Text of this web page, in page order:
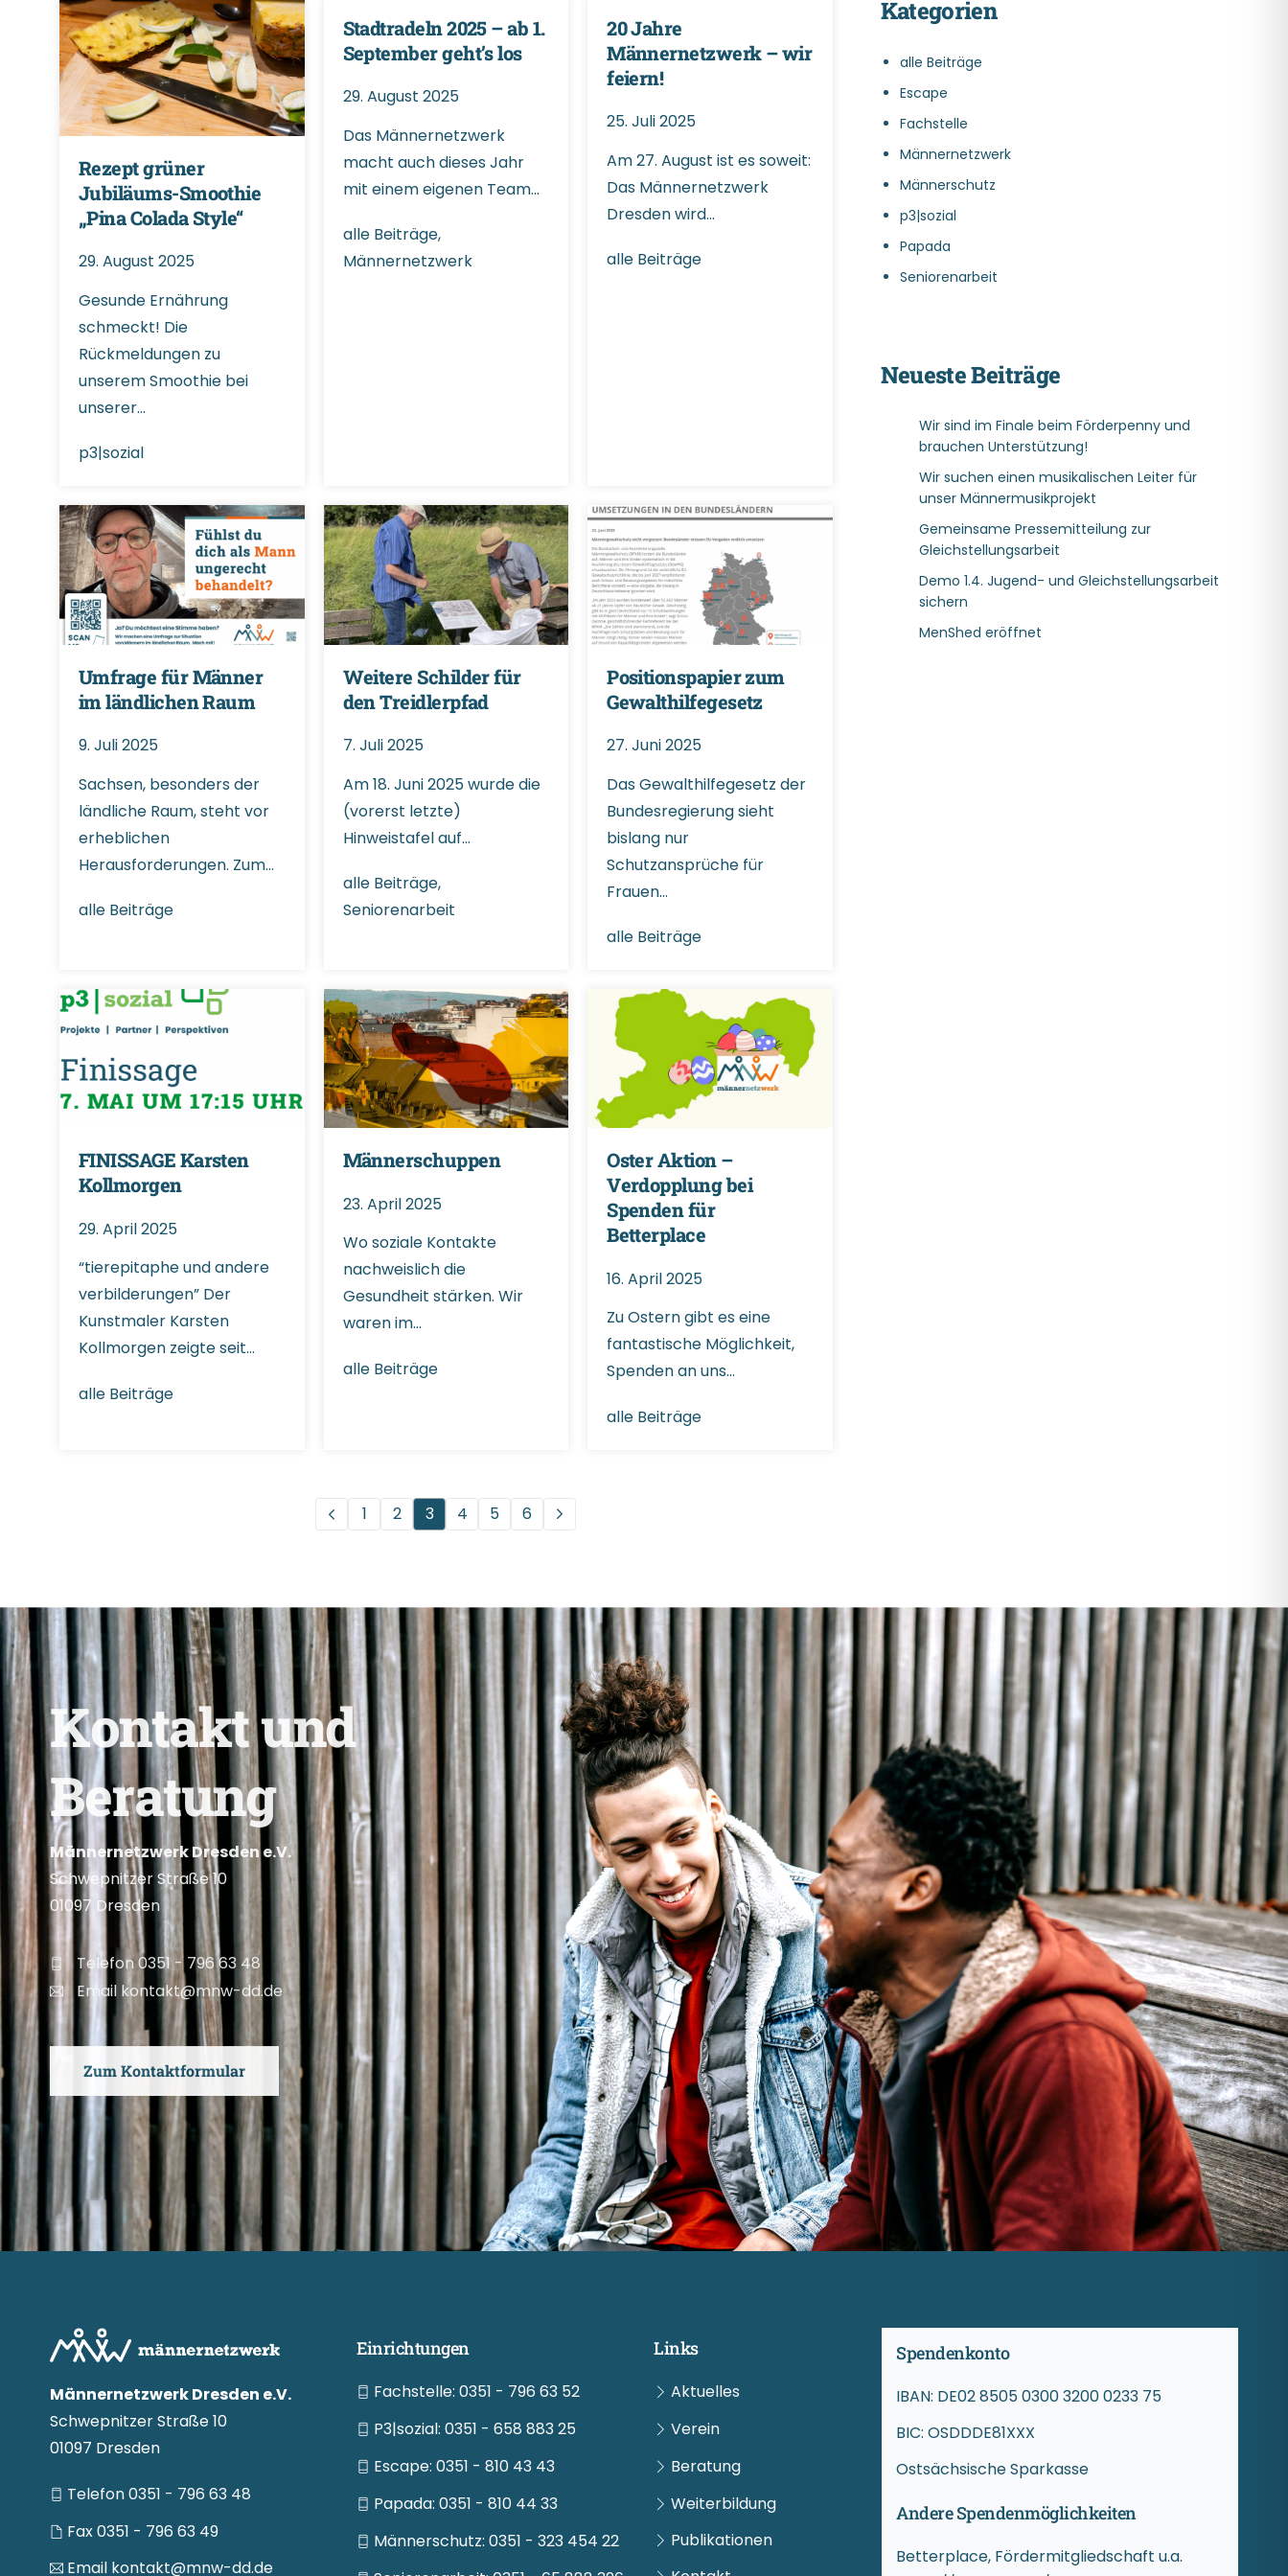
Rezept grüner
Jubiläums-Smoothie
„Pina Colada Style“
29. August 2025
Gesunde Ernährung
schmeckt! Die
Rückmeldungen zu
unserem Smoothie bei
unserer…
p3|sozial
Stadtradeln 2025 – ab 1.
September geht’s los
29. August 2025
Das Männernetzwerk
macht auch dieses Jahr
mit einem eigenen Team…
alle Beiträge,
Männernetzwerk
20 Jahre
Männernetzwerk – wir
feiern!
25. Juli 2025
Am 27. August ist es soweit:
Das Männernetzwerk
Dresden wird…
alle Beiträge
Umfrage für Männer
im ländlichen Raum
9. Juli 2025
Sachsen, besonders der
ländliche Raum, steht vor
erheblichen
Herausforderungen. Zum…
alle Beiträge
Weitere Schilder für
den Treidlerpfad
7. Juli 2025
Am 18. Juni 2025 wurde die
(vorerst letzte)
Hinweistafel auf…
alle Beiträge,
Seniorenarbeit
Positionspapier zum
Gewalthilfegesetz
27. Juni 2025
Das Gewalthilfegesetz der
Bundesregierung sieht
bislang nur
Schutzansprüche für
Frauen…
alle Beiträge
FINISSAGE Karsten
Kollmorgen
29. April 2025
“tierepitaphe und andere
verbilderungen” Der
Kunstmaler Karsten
Kollmorgen zeigte seit…
alle Beiträge
Männerschuppen
23. April 2025
Wo soziale Kontakte
nachweislich die
Gesundheit stärken. Wir
waren im…
alle Beiträge
Oster Aktion –
Verdopplung bei
Spenden für
Betterplace
16. April 2025
Zu Ostern gibt es eine
fantastische Möglichkeit,
Spenden an uns…
alle Beiträge
1 2 3 4 5 6
Kategorien
alle Beiträge
Escape
Fachstelle
Männernetzwerk
Männerschutz
p3|sozial
Papada
Seniorenarbeit
Neueste Beiträge
Wir sind im Finale beim Förderpenny und
brauchen Unterstützung!
Wir suchen einen musikalischen Leiter für
unser Männermusikprojekt
Gemeinsame Pressemitteilung zur
Gleichstellungsarbeit
Demo 1.4. Jugend- und Gleichstellungsarbeit
sichern
MenShed eröffnet
Kontakt und
Beratung
Männernetzwerk Dresden e.V.
Schwepnitzer Straße 10
01097 Dresden
Telefon 0351 - 796 63 48
Email kontakt@mnw-dd.de
Zum Kontaktformular
Männernetzwerk Dresden e.V.
Schwepnitzer Straße 10
01097 Dresden
Telefon 0351 - 796 63 48
Fax 0351 - 796 63 49
Email kontakt@mnw-dd.de
Einrichtungen
Fachstelle: 0351 - 796 63 52
P3|sozial: 0351 - 658 883 25
Escape: 0351 - 810 43 43
Papada: 0351 - 810 44 33
Männerschutz: 0351 - 323 454 22
Links
Aktuelles
Verein
Beratung
Weiterbildung
Publikationen
Spendenkonto
IBAN: DE02 8505 0300 3200 0233 75
BIC: OSDDDE81XXX
Ostsächsische Sparkasse
Andere Spendenmöglichkeiten
Betterplace, Fördermitgliedschaft u.a.